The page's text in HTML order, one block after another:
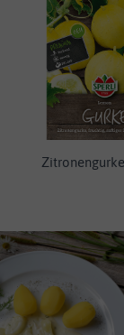
Zitronengurke